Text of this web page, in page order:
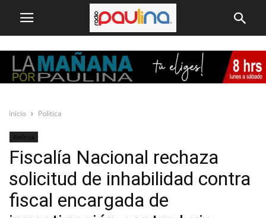
Inicio Política
Política
Fiscalía Nacional rechaza
solicitud de inhabilidad contra
fiscal encargada de